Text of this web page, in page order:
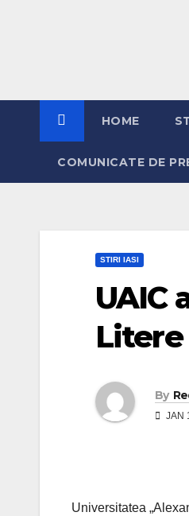
HOME
COMUNICATE DE
STIRI IASI
UAIC
By
JAN
Universitatea